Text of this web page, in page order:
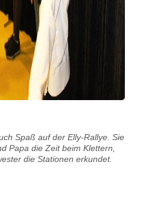
Spaß auf der Elly-Rallye. Sie
Papa die Zeit beim Klettern,
die Stationen erkundet.